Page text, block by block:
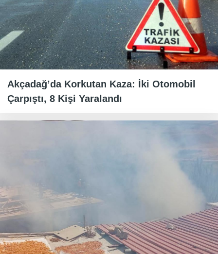
Akçadağ’da Korkutan Kaza: İki Otomobil
Çarpıştı, 8 Kişi Yaralandı